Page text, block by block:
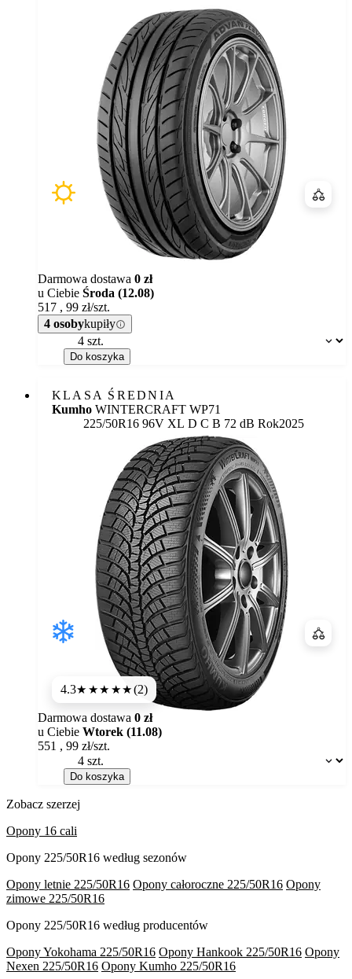
Dostępność:
Darmowa dostawa 0 zł
u Ciebie Środa (12.08)
517 , 99 zł/szt.
4 osobykupiły
Do koszyka
KLASA ŚREDNIA
Kumho WINTERCRAFT WP71
225/50R16 96V XL Etykieta:
D C B 72 dB Rok2025
4.3★★★★★(2)
Dostępność:
Darmowa dostawa 0 zł
u Ciebie Wtorek (11.08)
551 , 99 zł/szt.
Do koszyka
Zobacz szerzej
Opony 16 cali
Opony 225/50R16 według sezonów
Opony letnie 225/50R16 Opony całoroczne 225/50R16 Opony
zimowe 225/50R16
Opony 225/50R16 według producentów
Opony Yokohama 225/50R16 Opony Hankook 225/50R16 Opony
Nexen 225/50R16 Opony Kumho 225/50R16